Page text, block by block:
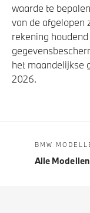
waarde te
van de afgelopen
rekening
het maandelijkse
2026.
BMW
Alle Modellen